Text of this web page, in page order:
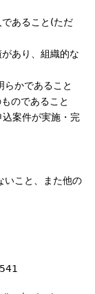
あること(ただ
あり、組織的な
かであること
のであること
案件が実施・完
いこと、また他の